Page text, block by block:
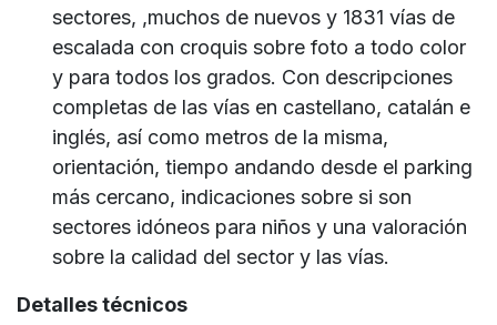
sectores, ,muchos de nuevos y 1831 vías de
escalada con croquis sobre foto a todo color
y para todos los grados. Con descripciones
completas de las vías en castellano, catalán e
inglés, así como metros de la misma,
orientación, tiempo andando desde el parking
más cercano, indicaciones sobre si son
sectores idóneos para niños y una valoración
sobre la calidad del sector y las vías.
Detalles técnicos